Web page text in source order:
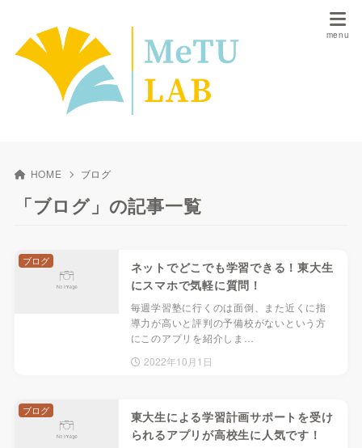
HOME ブログ
「ブログ」の記事一覧
ネットでどこでも学習できる！東大生
にスマホで気軽に質問！
毎週学習塾に行くのは面倒、また近くに指
導力が高いと評判の予備校がないという方
にこのアプリを紹介しま…
2022年10月1日
ブログ
東大生による学習計画サポートを受け
られるアプリが高校生に人気です！
ブログ